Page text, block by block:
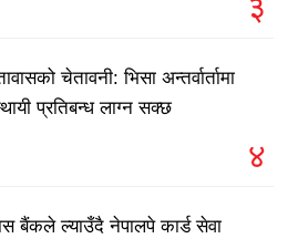
चेतावनी: भिसा अन्तर्वार्तामा
प्रतिबन्ध लाग्न सक्छ
४
बैंकले ल्याउँदै नेपालपे कार्ड सेवा